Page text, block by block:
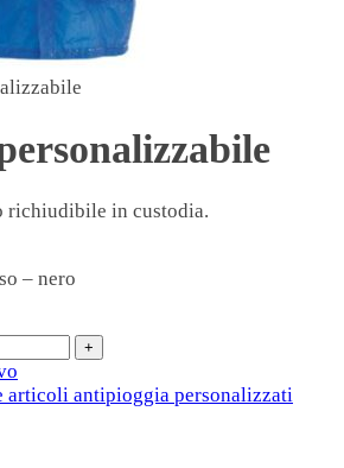
richiudibile in custodia.
– nero
articoli antipioggia personalizzati